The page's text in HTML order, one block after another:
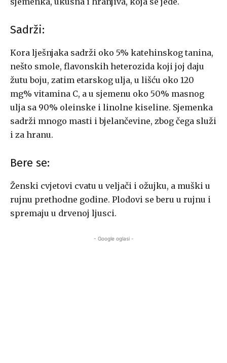
Sadrži:
Kora lješnjaka sadrži oko 5% katehinskog tanina,
nešto smole, flavonskih heterozida koji joj daju
žutu boju, zatim etarskog ulja, u lišću oko 120
mg% vitamina C, a u sjemenu oko 50% masnog
ulja sa 90% oleinske i linolne kiseline. Sjemenka
sadrži mnogo masti i bjelančevine, zbog čega služi
i za hranu.
Bere se:
Ženski cvjetovi cvatu u veljači i ožujku, a muški u
rujnu prethodne godine. Plodovi se beru u rujnu i
spremaju u drvenoj ljusci.
- Google oglasi -